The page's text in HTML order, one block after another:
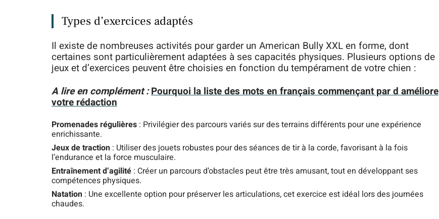
Types d’exercices adaptés
Il existe de nombreuses activités pour garder un American Bully XXL en forme, dont
certaines sont particulièrement adaptées à ses capacités physiques. Plusieurs options de
jeux et d’exercices peuvent être choisies en fonction du tempérament de votre chien :
A lire en complément :Pourquoi la liste des mots en français commençant par d améliore
votre rédaction
Promenades régulières : Privilégier des parcours variés sur des terrains différents pour une expérience
enrichissante.
Jeux de traction : Utiliser des jouets robustes pour des séances de tir à la corde, favorisant à la fois
l’endurance et la force musculaire.
Entraînement d’agilité : Créer un parcours d’obstacles peut être très amusant, tout en développant ses
compétences physiques.
Natation : Une excellente option pour préserver les articulations, cet exercice est idéal lors des journées
chaudes.